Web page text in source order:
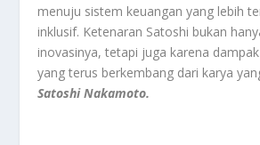
menuju sistem keuangan yang lebih
inklusif. Ketenaran Satoshi bukan
inovasinya, tetapi juga karena
yang terus berkembang dari karya
Satoshi Nakamoto.